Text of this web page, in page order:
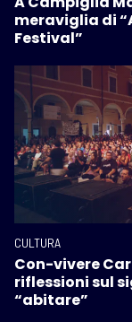
meraviglia di
Festival”
CULTURA
Con-vivere
riflessioni sul
“abitare”